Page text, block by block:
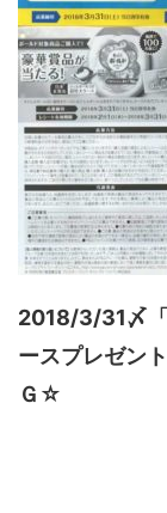
2018/3/31〆
ースプレゼン
Ｇ☆